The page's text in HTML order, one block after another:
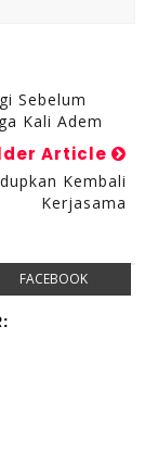
Sebelum
Kali Adem
Article
Kembali
Kerjasama
FACEBOOK